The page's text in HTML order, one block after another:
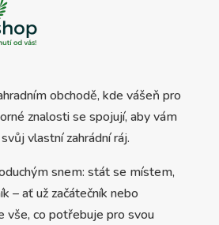
obchodě, kde vášeň pro
znalosti se spojují, aby vám
vlastní zahrádní ráj.
snem: stát se místem,
– ať už začátečník nebo
vše, co potřebuje pro svou